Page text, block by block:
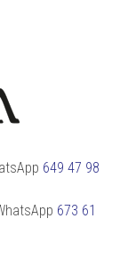
649 47 98
673 61